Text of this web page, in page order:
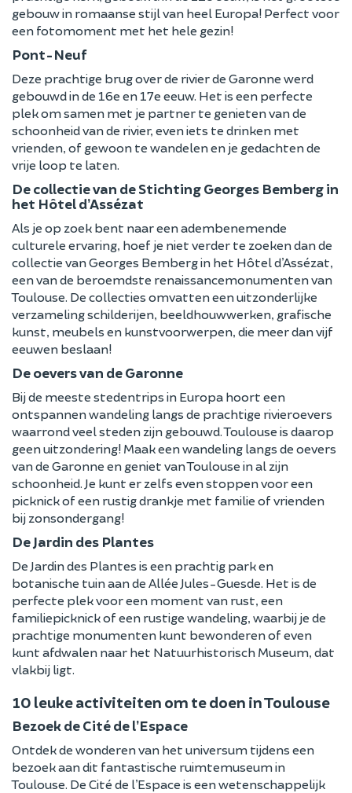
gebouw in romaanse stijl van heel Europa! Perfect voor
een fotomoment met het hele gezin!
Pont-Neuf
Deze prachtige brug over de rivier de Garonne werd
gebouwd in de 16e en 17e eeuw. Het is een perfecte
plek om samen met je partner te genieten van de
schoonheid van de rivier, even iets te drinken met
vrienden, of gewoon te wandelen en je gedachten de
vrije loop te laten.
De collectie van de Stichting Georges Bemberg in
het Hôtel d’Assézat
Als je op zoek bent naar een adembenemende
culturele ervaring, hoef je niet verder te zoeken dan de
collectie van Georges Bemberg in het Hôtel d’Assézat,
een van de beroemdste renaissancemonumenten van
Toulouse. De collecties omvatten een uitzonderlijke
verzameling schilderijen, beeldhouwwerken, grafische
kunst, meubels en kunstvoorwerpen, die meer dan vijf
eeuwen beslaan!
De oevers van de Garonne
Bij de meeste stedentrips in Europa hoort een
ontspannen wandeling langs de prachtige rivieroevers
waarrond veel steden zijn gebouwd. Toulouse is daarop
geen uitzondering! Maak een wandeling langs de oevers
van de Garonne en geniet van Toulouse in al zijn
schoonheid. Je kunt er zelfs even stoppen voor een
picknick of een rustig drankje met familie of vrienden
bij zonsondergang!
De Jardin des Plantes
De Jardin des Plantes is een prachtig park en
botanische tuin aan de Allée Jules-Guesde. Het is de
perfecte plek voor een moment van rust, een
familiepicknick of een rustige wandeling, waarbij je de
prachtige monumenten kunt bewonderen of even
kunt afdwalen naar het Natuurhistorisch Museum, dat
vlakbij ligt.
10 leuke activiteiten om te doen in Toulouse
Bezoek de Cité de l’Espace
Ontdek de wonderen van het universum tijdens een
bezoek aan dit fantastische ruimtemuseum in
Toulouse. De Cité de l’Espace is een wetenschappelijk